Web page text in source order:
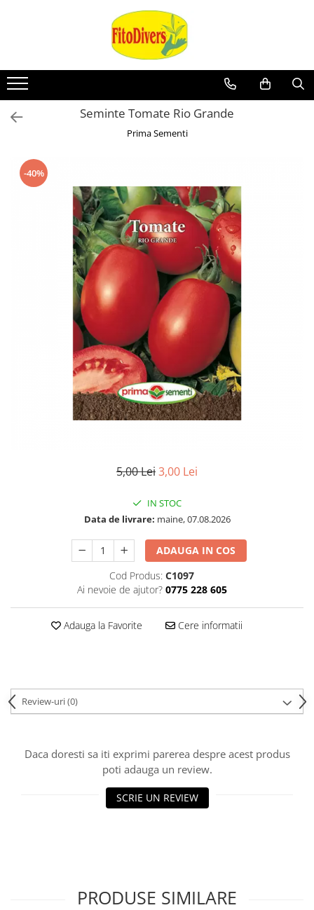
Seminte Tomate Rio Grande
Prima Sementi
-40%
5,00 Lei3,00 Lei
IN STOC
Data de livrare: maine, 07.08.2026
ADAUGA IN COS
Cod Produs: C1097
Ai nevoie de ajutor? 0775 228 605
Adauga la Favorite Cere informatii
Review-uri(0)
Daca doresti sa iti exprimi parerea despre acest produs
poti adauga un review.
SCRIE UN REVIEW
PRODUSE SIMILARE